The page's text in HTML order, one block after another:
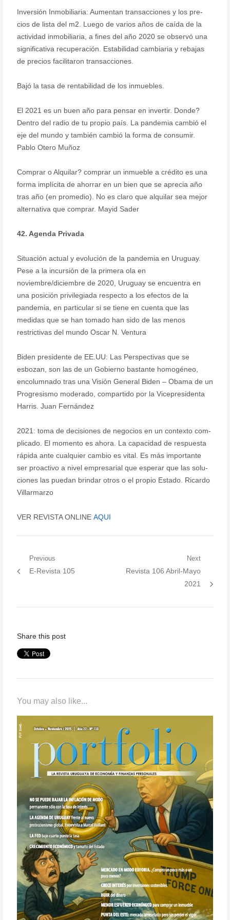
Inversión Inmobiliaria: Aumentan transacciones y los pre-
cios de lista del m2. Luego de varios años de caída de la
actividad inmobiliaria, a fines del año 2020 se observó una
significativa recuperación. Estabilidad cambiaria y rebajas
de precios facilitaron transacciones.
Bajó la tasa de rentabilidad de los inmuebles.
El 2021 es un buen año para pensar en invertir. Donde?
Dentro del radio de tu propio país. La pandemia cambió el
eje del mundo y también cambió la forma de consumir.
Pablo Otero Muñoz
Comprar o Alquilar? comprar un inmueble a crédito es una
forma implícita de ahorrar en un bien que se aprecia año
tras año (en promedio). No es claro que alquilar sea mejor
alternativa que comprar. Mayid Sader
42. Agenda Privada
Situación actual y evolución de la pandemia en Uruguay.
Pese a la incursión de la primera ola en
noviembre/diciembre de 2020, Uruguay se encuentra en
una posición privilegiada respecto a los efectos de la
pandemia, en particular si se tiene en cuenta que las
medidas que se han tomado han sido de las menos
restrictivas del mundo Oscar N. Ventura
Biden presidente de EE.UU: Las Perspectivas que se
esbozan, son las de un Gobierno bastante homogéneo,
encolumnado tras una Visión General Biden – Obama de un
Progresismo moderado, compartido por la Vicepresidenta
Harris. Juan Fernández
2021: toma de decisiones de negocios en un contexto com-
plicado. El momento es ahora. La capacidad de respuesta
rápida ante cualquier cambio es vital. Es más importante
ser proactivo a nivel empresarial que esperar que las solu-
ciones las puedan brindar otros o el propio Estado. Ricardo
Villarmarzo
VER REVISTA ONLINE AQUI
Post
Previous
Previous
E-Revista 105
Next
Next
Revista 106 Abril-Mayo
2021
Share this post
You may also like...